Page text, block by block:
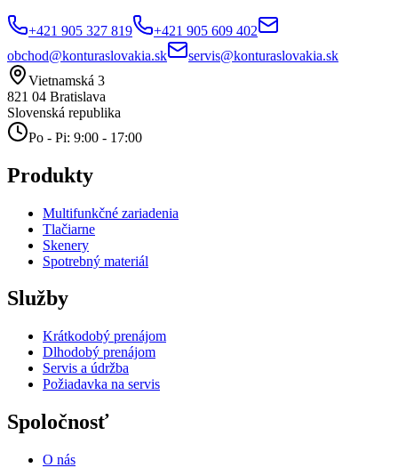
+421 905 327 819
+421 905 609 402
obchod@konturaslovakia.sk
servis@konturaslovakia.sk
Vietnamská 3
821 04 Bratislava
Slovenská republika
Po - Pi: 9:00 - 17:00
Produkty
Multifunkčné zariadenia
Tlačiarne
Skenery
Spotrebný materiál
Služby
Krátkodobý prenájom
Dlhodobý prenájom
Servis a údržba
Požiadavka na servis
Spoločnosť
O nás